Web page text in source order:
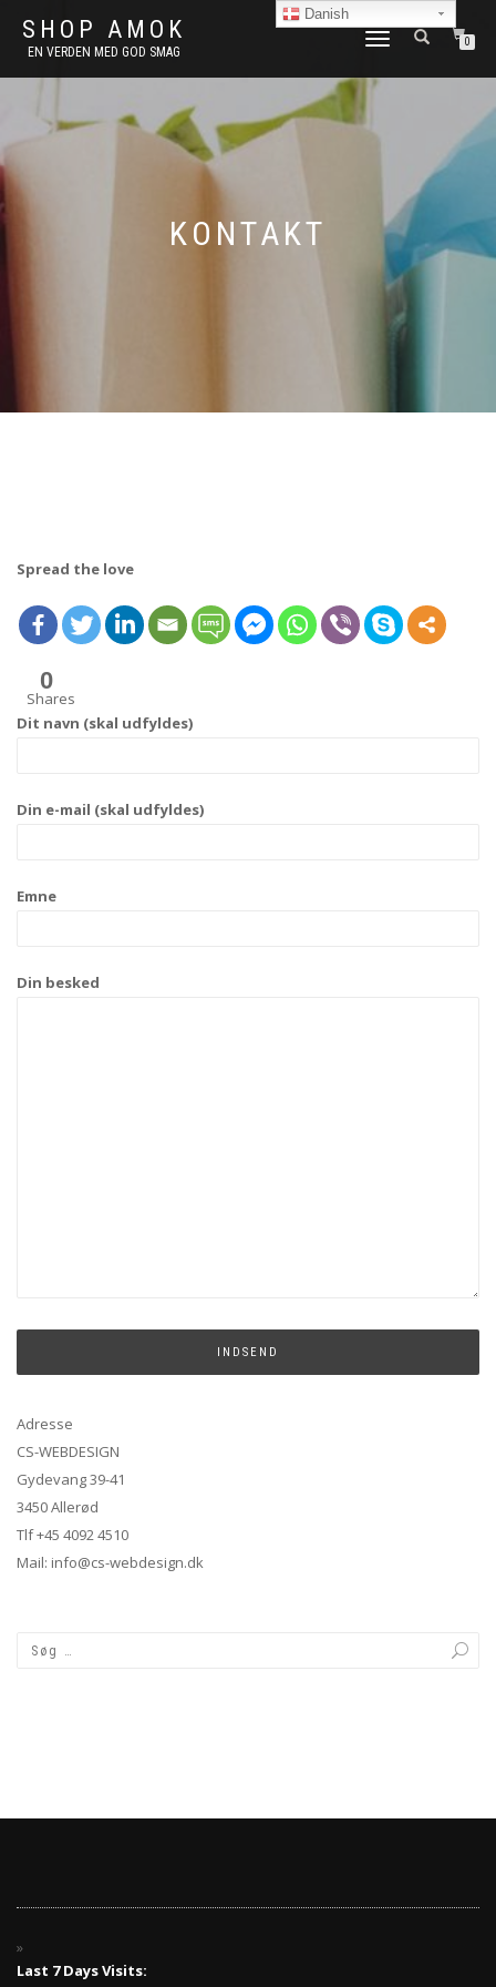
SHOP AMOK
EN VERDEN MED GOD SMAG
FLIP
0
KONTAKT
Spread the love
0
Shares
Dit navn (skal udfyldes)
Din e-mail (skal udfyldes)
Emne
Din besked
Adresse
CS-WEBDESIGN
Gydevang 39-41
3450 Allerød
Tlf +45 4092 4510
Mail: info@cs-webdesign.dk
Last 7 Days Visits:
Danish